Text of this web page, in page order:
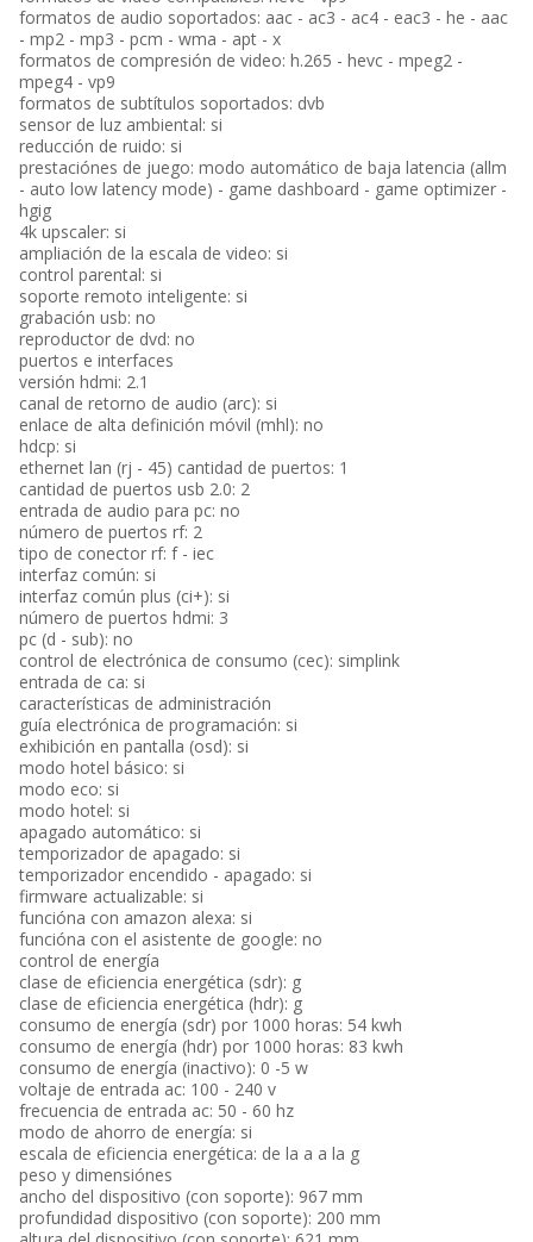
formatos de audio soportados: aac - ac3 - ac4 - eac3 - he - aac
- mp2 - mp3 - pcm - wma - apt - x
formatos de compresión de video: h.265 - hevc - mpeg2 -
mpeg4 - vp9
formatos de subtítulos soportados: dvb
sensor de luz ambiental: si
reducción de ruido: si
prestaciónes de juego: modo automático de baja latencia (allm
- auto low latency mode) - game dashboard - game optimizer -
hgig
4k upscaler: si
ampliación de la escala de video: si
control parental: si
soporte remoto inteligente: si
grabación usb: no
reproductor de dvd: no
puertos e interfaces
versión hdmi: 2.1
canal de retorno de audio (arc): si
enlace de alta definición móvil (mhl): no
hdcp: si
ethernet lan (rj - 45) cantidad de puertos: 1
cantidad de puertos usb 2.0: 2
entrada de audio para pc: no
número de puertos rf: 2
tipo de conector rf: f - iec
interfaz común: si
interfaz común plus (ci+): si
número de puertos hdmi: 3
pc (d - sub): no
control de electrónica de consumo (cec): simplink
entrada de ca: si
características de administración
guía electrónica de programación: si
exhibición en pantalla (osd): si
modo hotel básico: si
modo eco: si
modo hotel: si
apagado automático: si
temporizador de apagado: si
temporizador encendido - apagado: si
firmware actualizable: si
funcióna con amazon alexa: si
funcióna con el asistente de google: no
control de energía
clase de eficiencia energética (sdr): g
clase de eficiencia energética (hdr): g
consumo de energía (sdr) por 1000 horas: 54 kwh
consumo de energía (hdr) por 1000 horas: 83 kwh
consumo de energía (inactivo): 0 -5 w
voltaje de entrada ac: 100 - 240 v
frecuencia de entrada ac: 50 - 60 hz
modo de ahorro de energía: si
escala de eficiencia energética: de la a a la g
peso y dimensiónes
ancho del dispositivo (con soporte): 967 mm
profundidad dispositivo (con soporte): 200 mm